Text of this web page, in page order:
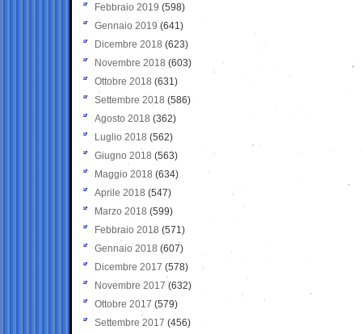
Febbraio 2019 (598)
Gennaio 2019 (641)
Dicembre 2018 (623)
Novembre 2018 (603)
Ottobre 2018 (631)
Settembre 2018 (586)
Agosto 2018 (362)
Luglio 2018 (562)
Giugno 2018 (563)
Maggio 2018 (634)
Aprile 2018 (547)
Marzo 2018 (599)
Febbraio 2018 (571)
Gennaio 2018 (607)
Dicembre 2017 (578)
Novembre 2017 (632)
Ottobre 2017 (579)
Settembre 2017 (456)